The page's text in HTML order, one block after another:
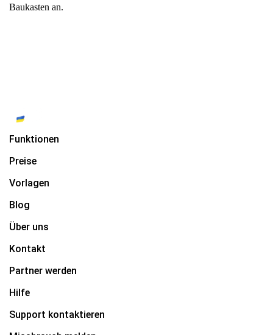
Baukasten an.
Funktionen
Preise
Vorlagen
Blog
Über uns
Kontakt
Partner werden
Hilfe
Support kontaktieren